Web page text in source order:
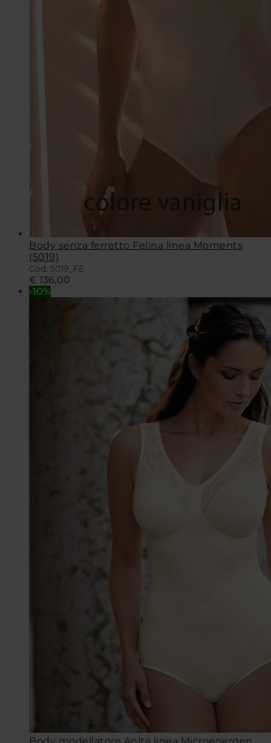
Body senza ferretto Felina linea Moments
(5019)
Cod. 5019_FE
€ 136,00
-10%